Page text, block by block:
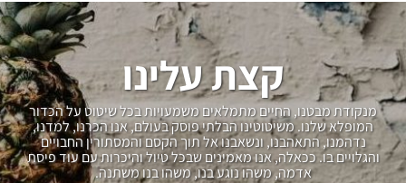
קצת עלינו
מנקודת מבטנו, החיים מתמלאים משמעויות בכל שיטוט על הכדור
המופלא שלנו. משיטוטינו הבלתי פוסק בעולם, אנו הכרנו, למדנו,
נדהמנו, התאהבנו, ונשאבנו אל תוך הקסם והמסתורין החבויים
והגלויים בו. ככאלה, אנו מאמינים שבכל טיול והיכרות עם עוד פיסת
אדמה, משהו נוגע בנו, משהו בנו משתנה.